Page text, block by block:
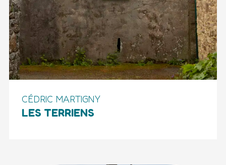
CÉDRIC MARTIGNY
LES TERRIENS